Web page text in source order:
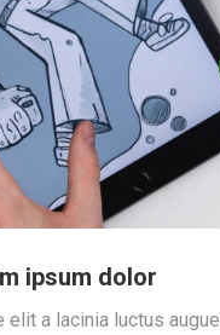
ipsum dolor
elit a lacinia luctus augue